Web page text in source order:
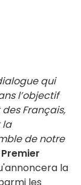
qui
l’objectif
Français,
la
de notre
Premier
la